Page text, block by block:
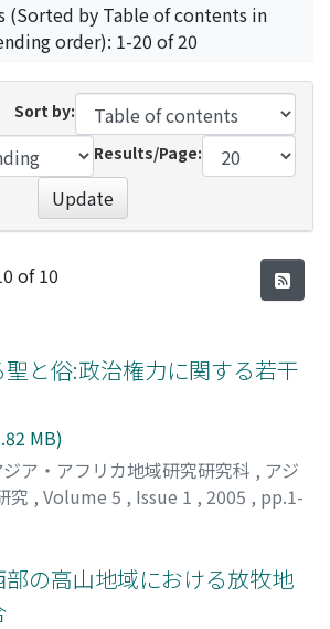
(Sorted by Table of contents in
order): 1-20 of 20
Sort by:
Results/Page:
Update
of 10
と俗:政治権力に関する若干
MB)
ア・アフリカ地域研究研究科 , アジ
究 , Volume 5 , Issue 1 , 2005 , pp.1-
の高山地域における放牧地